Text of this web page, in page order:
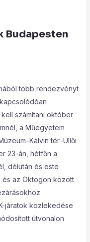
Budapesten
több rendezvényt
számítani október
a Műegyetem
tér–Üllői
23-án, hétfőn a
délután és este
és az Oktogon között
járatok közlekedése
útvonalon